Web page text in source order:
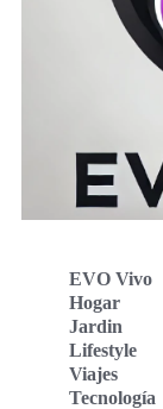
EVO Vivo
Hogar
Jardin
Lifestyle
Viajes
Tecnología